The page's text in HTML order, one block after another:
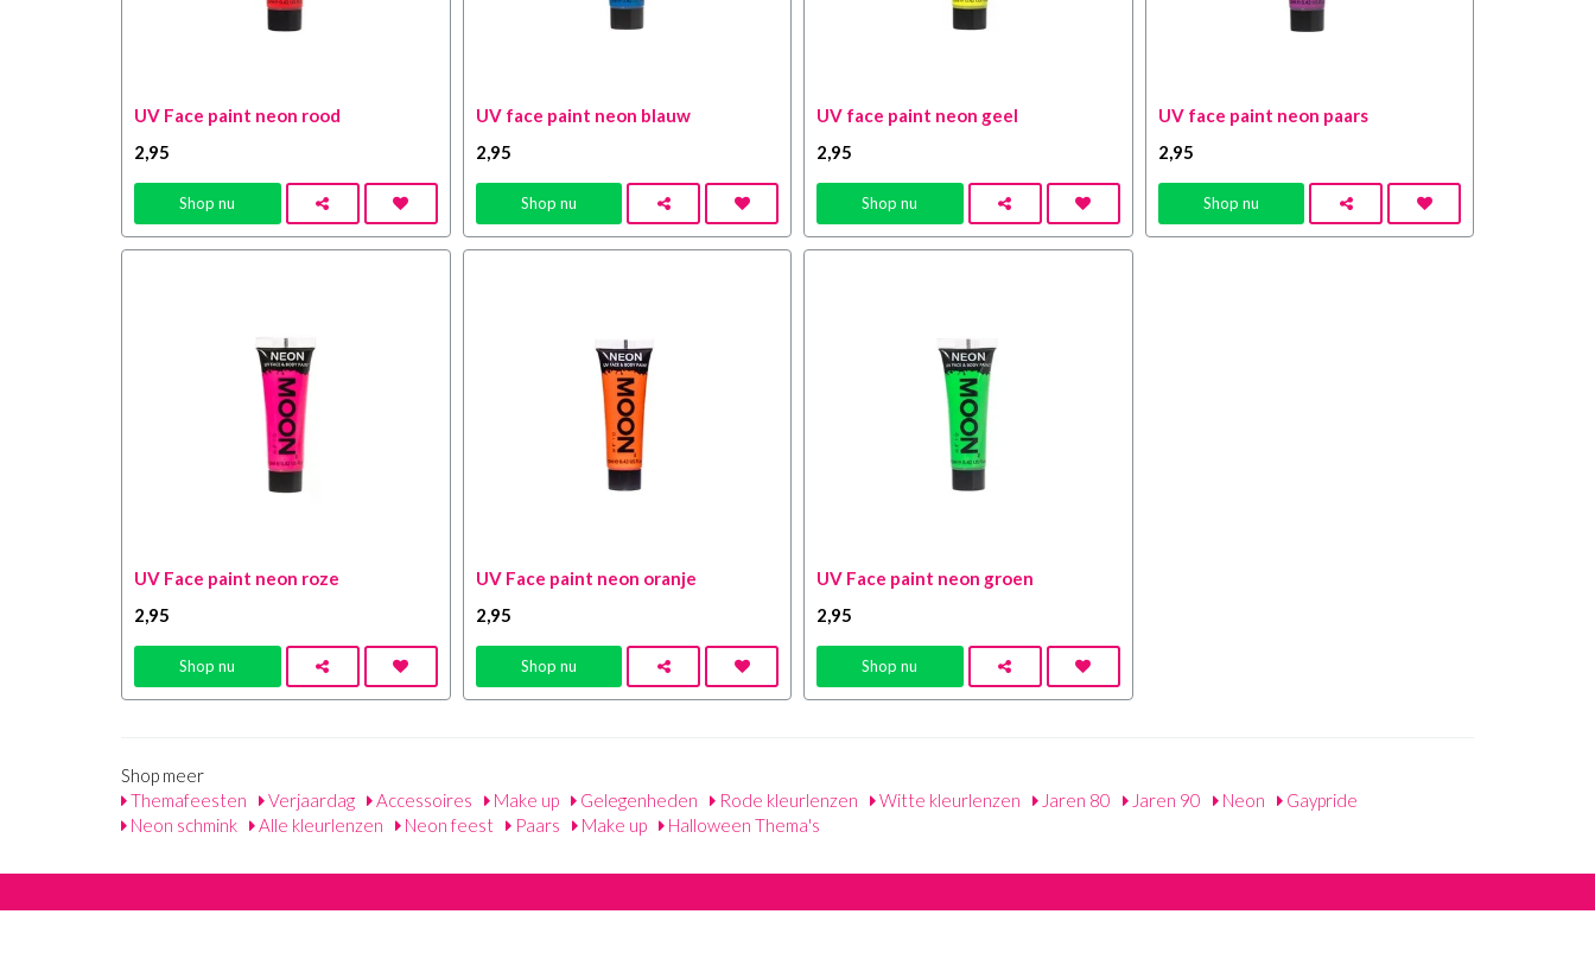
UV Face paint neon rood
2,95
Shop nu
UV face paint neon blauw
2,95
Shop nu
UV face paint neon geel
2,95
Shop nu
UV face paint neon paars
2,95
Shop nu
UV Face paint neon roze
2 ,95
Shop nu
UV Face paint neon oranje
2 ,95
Shop nu
UV Face paint neon groen
2 ,95
Shop nu
Shop meer
Themafeesten
Verjaardag Accessoires Make up Gelegenheden Rode kleurlenzen Witte kleurlenzen Jaren 80 Jaren 90 Neon
Gaypride
Neon schmink
Alle kleurlenzen Neon feest Paars Make up Halloween Thema's